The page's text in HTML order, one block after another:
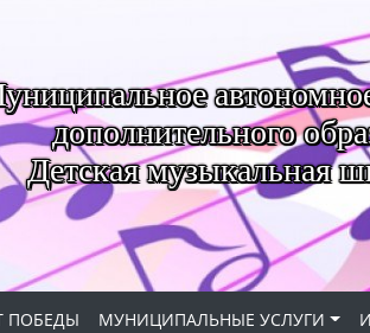
дополнительного
Детская музыкальная
ПОБЕДЫ МУНИЦИПАЛЬНЫЕ УСЛУГИ